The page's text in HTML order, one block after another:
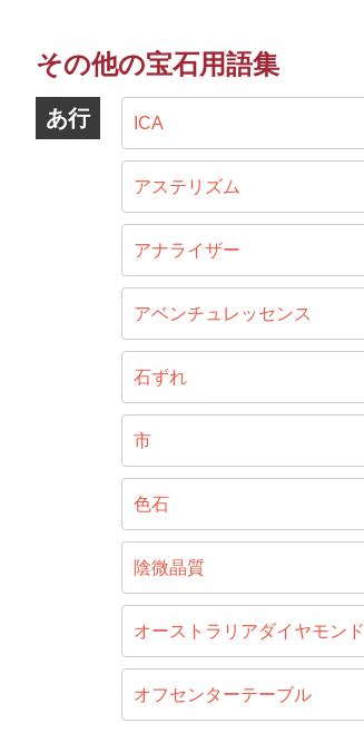
その他の宝石用語集
あ行 ICA
アステリズム
アナライザー
アベンチュレッセンス
石ずれ
市
色石
陰微晶質
オーストラリアダイヤモンド
オフセンターテーブル